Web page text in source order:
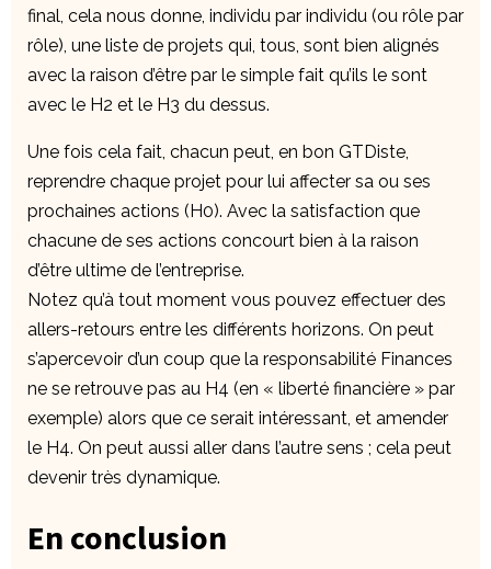
final, cela nous donne, individu par individu (ou rôle par
rôle), une liste de projets qui, tous, sont bien alignés
avec la raison d’être par le simple fait qu’ils le sont
avec le H2 et le H3 du dessus.
Une fois cela fait, chacun peut, en bon GTDiste,
reprendre chaque projet pour lui affecter sa ou ses
prochaines actions (H0). Avec la satisfaction que
chacune de ses actions concourt bien à la raison
d’être ultime de l’entreprise.
Notez qu’à tout moment vous pouvez effectuer des
allers-retours entre les différents horizons. On peut
s’apercevoir d’un coup que la responsabilité Finances
ne se retrouve pas au H4 (en « liberté financière » par
exemple) alors que ce serait intéressant, et amender
le H4. On peut aussi aller dans l’autre sens ; cela peut
devenir très dynamique.
En conclusion